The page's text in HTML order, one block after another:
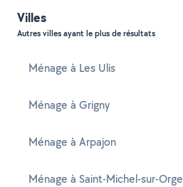
Villes
Autres villes ayant le plus de résultats
Ménage à Les Ulis
Ménage à Grigny
Ménage à Arpajon
Ménage à Saint-Michel-sur-Orge